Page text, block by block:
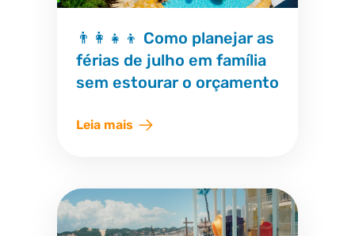
👨‍👩‍👧‍👦 Como planejar as
férias de julho em família
sem estourar o orçamento
Leia mais